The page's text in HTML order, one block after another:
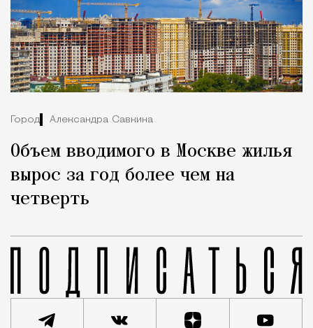
Город Александра Савкина
Объем вводимого в Москве жилья
вырос за год более чем на
четверть